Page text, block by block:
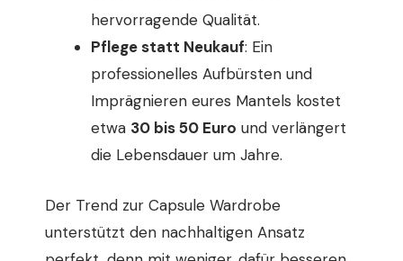
hervorragende Qualität.
Pflege statt Neukauf: Ein
professionelles Aufbürsten und
Imprägnieren eures Mantels kostet
etwa 30 bis 50 Euro und verlängert
die Lebensdauer um Jahre.
Der Trend zur Capsule Wardrobe
unterstützt den nachhaltigen Ansatz